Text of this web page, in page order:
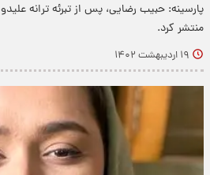
پارسینه: حبیب رضایی، پس از تبرئه‌ ترانه
منتشر کرد.
۱۹ اردیبهشت ۱۴۰۲